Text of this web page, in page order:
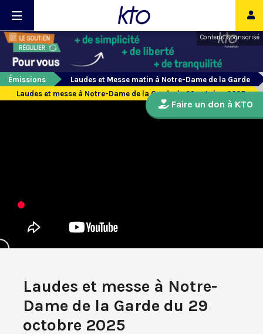
Contenu sponsorisé
Émissions
Laudes et Messe matin à Notre-Dame de la Garde
Laudes et messe à Notre-Dame de la Garde du 29 octobre 2025
Laudes et messe à Notre-
Dame de la Garde du 29
octobre 2025
Faire un don à KTO